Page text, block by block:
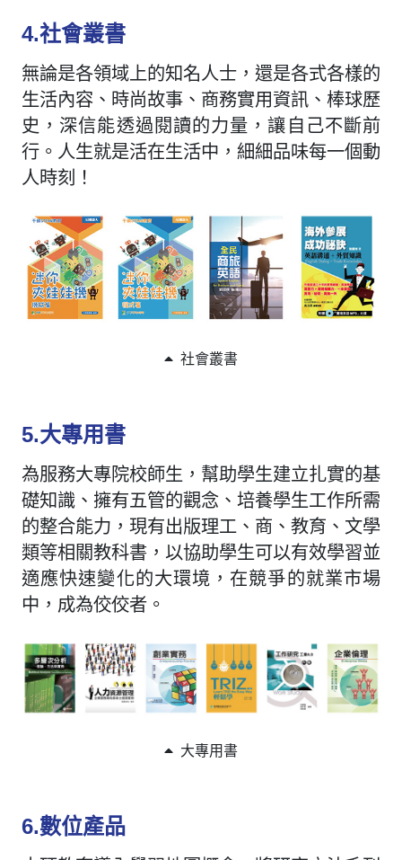
4.社會叢書
無論是各領域上的知名人士，還是各式各樣的
生活內容、時尚故事、商務實用資訊、棒球歷
史，深信能透過閱讀的力量，讓自己不斷前
行。人生就是活在生活中，細細品味每一個動
人時刻！
社會叢書
5.大專用書
為服務大專院校師生，幫助學生建立扎實的基
礎知識、擁有五管的觀念、培養學生工作所需
的整合能力，現有出版理工、商、教育、文學
類等相關教科書，以協助學生可以有效學習並
適應快速變化的大環境，在競爭的就業市場
中，成為佼佼者。
大專用書
6.數位產品